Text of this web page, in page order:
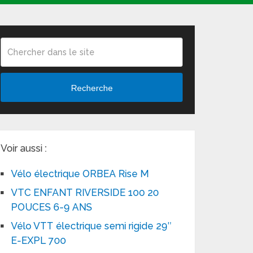
Recherche
Voir aussi :
Vélo électrique ORBEA Rise M
VTC ENFANT RIVERSIDE 100 20
POUCES 6-9 ANS
Vélo VTT électrique semi rigide 29″
E-EXPL 700